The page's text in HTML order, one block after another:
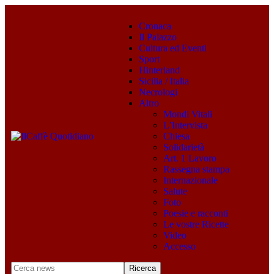
Cronaca
Il Palazzo
Cultura ed Eventi
Sport
Hinterland
Sicilia / Italia
Necrologi
Altro
Mondi Vitali
L’Intervista
Chiesa
Solidarietà
Art. 1 Lavoro
Rassegna stampa
Internazionale
Salute
Foto
Poesie e racconti
Le vostre Ricette
Video
Accesso